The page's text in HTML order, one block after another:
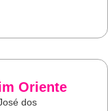
Oriente
dos